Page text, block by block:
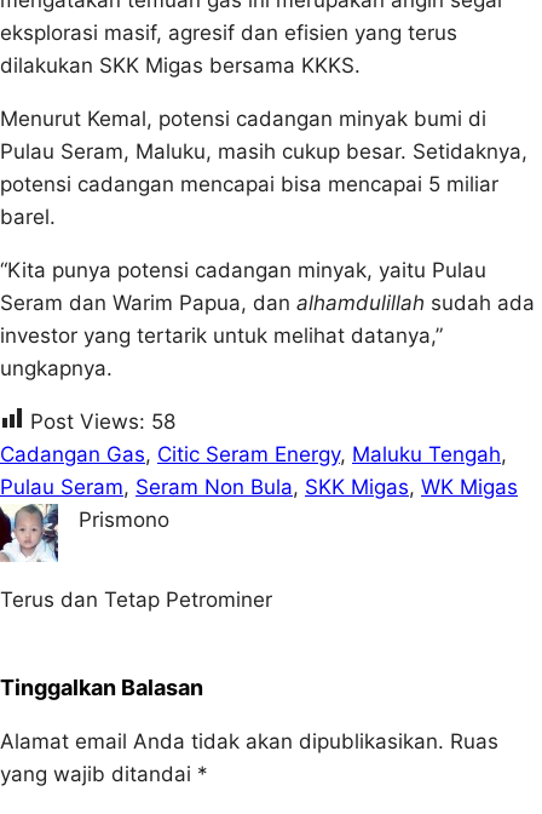
eksplorasi masif, agresif dan efisien yang terus
dilakukan SKK Migas bersama KKKS.
Menurut Kemal, potensi cadangan minyak bumi di
Pulau Seram, Maluku, masih cukup besar. Setidaknya,
potensi cadangan mencapai bisa mencapai 5 miliar
barel.
“Kita punya potensi cadangan minyak, yaitu Pulau
Seram dan Warim Papua, dan alhamdulillah sudah ada
investor yang tertarik untuk melihat datanya,”
ungkapnya.
Post Views: 58
Cadangan Gas, Citic Seram Energy, Maluku Tengah
Pulau Seram, Seram Non Bula, SKK Migas, WK Migas
Prismono
Terus dan Tetap Petrominer
Tinggalkan Balasan
Alamat email Anda tidak akan dipublikasikan. Ruas
yang wajib ditandai *